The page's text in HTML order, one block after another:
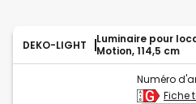
DEKO-LIGHT
Luminaire pour
Motion, 114,5 cm
Numéro
Fiche